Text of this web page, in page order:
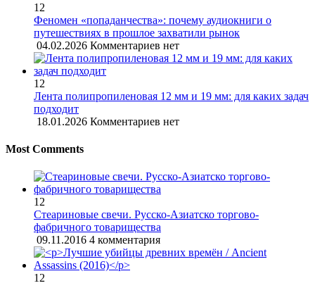
12
Феномен «попаданчества»: почему аудиокниги о
путешествиях в прошлое захватили рынок
04.02.2026 Комментариев нет
12
Лента полипропиленовая 12 мм и 19 мм: для каких задач
подходит
18.01.2026 Комментариев нет
Most Comments
12
Стеариновые свечи. Русско-Азиатско торгово-
фабричного товарищества
09.11.2016 4 комментария
12